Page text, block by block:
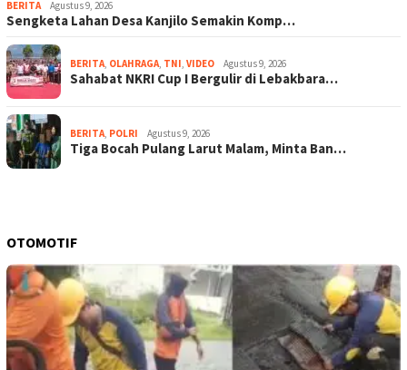
BERITA Agustus 9, 2026
Sengketa Lahan Desa Kanjilo Semakin Komp…
BERITA OLAHRAGA TNI VIDEO Agustus 9, 2026
Sahabat NKRI Cup I Bergulir di Lebakbara…
BERITA POLRI Agustus 9, 2026
Tiga Bocah Pulang Larut Malam, Minta Ban…
OTOMOTIF